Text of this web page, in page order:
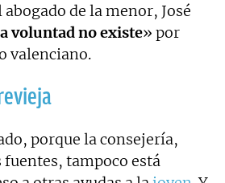
de la menor, José
voluntad no existe» por
valenciano.
porque la consejería,
fuentes, tampoco está